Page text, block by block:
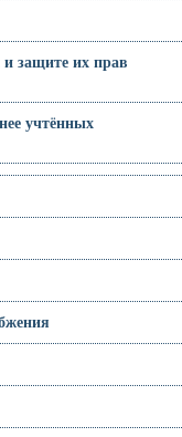
и защите их прав
учтённых